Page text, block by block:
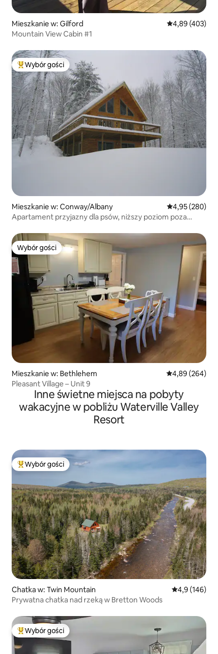
Mieszkanie w: Gilford Średnia
4,89 (403)
Mountain View Cabin #1
Najpopularniejsze z kategorii Wybór gości
Wybór gości
Mieszkanie w: Conway/Albany Średnia
4,95 (280)
Apartament przyjazny dla psów, niższy poziom poza
Wybór gości
Wybór gości
Mieszkanie w: Bethlehem Średnia
4,89 (264)
Pleasant Village – Unit 9
Inne świetne miejsca na pobyty
wakacyjne w pobliżu Waterville Valley
Resort
Najpopularniejsze z kategorii Wybór gości
Wybór gości
Chatka w: Twin Mountain Średnia
4,9 (146)
Prywatna chatka nad rzeką w Bretton Woods
Najpopularniejsze z kategorii Wybór gości
Wybór gości